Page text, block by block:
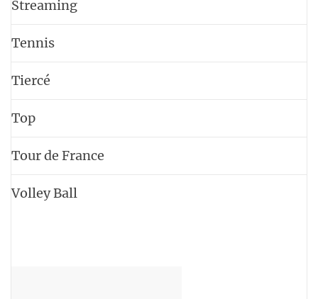
Streaming
Tennis
Tiercé
Top
Tour de France
Volley Ball